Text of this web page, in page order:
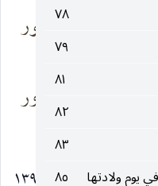
٧٨
٧٩
٨١
٨٢
٨٣
في يوم ولادتها
٨٥
وإمّا عيش كفور
شعوبٌ فيها الشرور